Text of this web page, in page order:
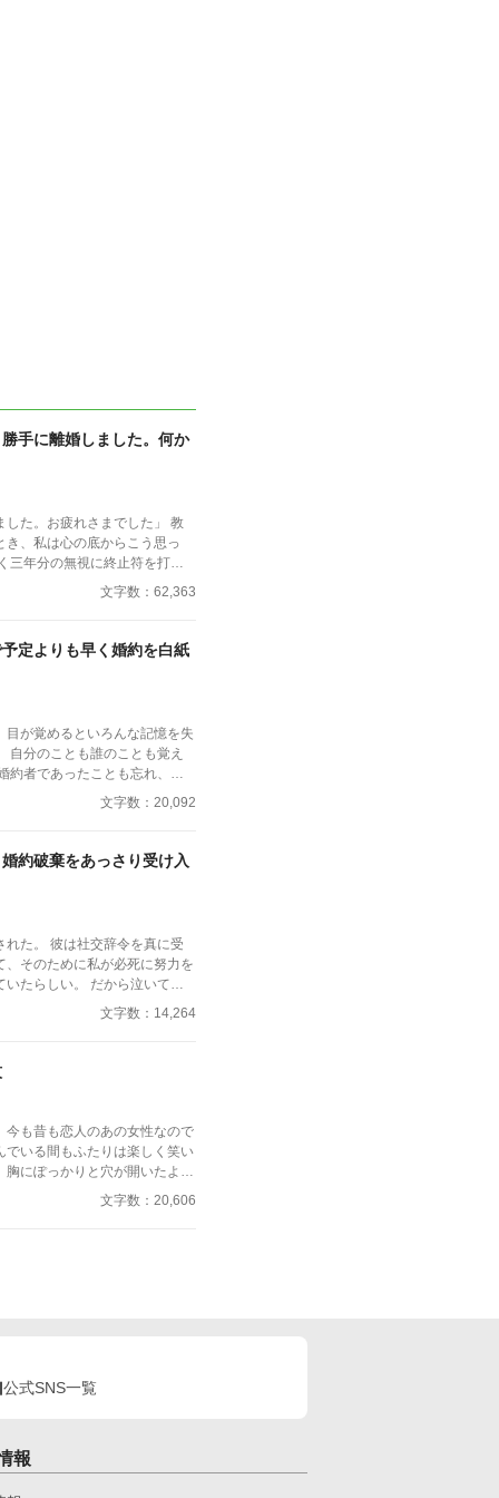
手に離婚しました。何か
。お疲れさまでした」 教
、私は心の底からこう思っ
らない。 だから、は
？
文字数：62,363
定よりも早く婚約を白紙
目が覚めるといろんな記憶を失
自分のことも誰のことも覚え
約者であったことも忘れ、結
恋人がいるという。 聞くとこ
が前提だった。 なぜアンジ
紙撤回することになったとい
文字数：20,092
約破棄をあっさり受け入
た。 彼は社交辞令を真に受
、そのために私が必死に努力を
たらしい。 だから泣いて縋
が、それはあり得ません。 私
相手がたまたま、あなただっ
…子爵令嬢視点 四話…第二王
聖女が隣国の腹黒公爵を頼っ
いました」連載中！
文字数：14,264
今も昔も恋人のあの女性なので
でいる間もふたりは楽しく笑い
胸にぽっかりと穴が開いたよう
文字数：20,606
公式SNS一覧
報